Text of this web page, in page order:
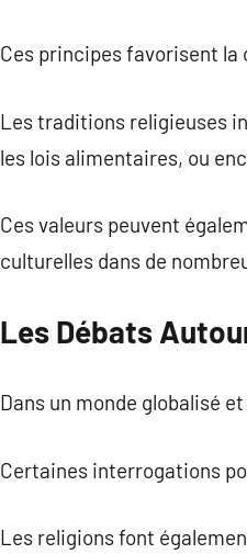
Ces principes favorisent la
Les traditions religieuses
les lois alimentaires, ou
Ces valeurs peuvent
culturelles dans de
Les Débats
Dans un monde globalisé
Certaines interrogations
Les religions font